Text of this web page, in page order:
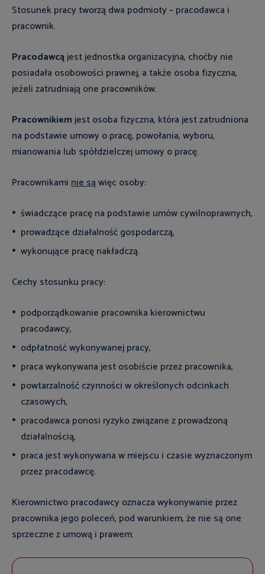
Stosunek pracy tworzą dwa podmioty – pracodawca i
pracownik.
Pracodawcąjest jednostka organizacyjna, choćby nie
posiadała osobowości prawnej, a także osoba fizyczna,
jeżeli zatrudniają one pracowników.
Pracownikiemjest osoba fizyczna, która jest zatrudniona
na podstawie umowy o pracę, powołania, wyboru,
mianowania lub spółdzielczej umowy o pracę.
Pracownikaminie sąwięc osoby:
świadczące pracę na podstawie umów cywilnoprawnych,
prowadzące działalność gospodarczą,
wykonujące pracę nakładczą.
Cechy stosunku pracy:
podporządkowanie pracownika kierownictwu
pracodawcy,
odpłatność wykonywanej pracy,
praca wykonywana jest osobiście przez pracownika,
powtarzalność czynności w określonych odcinkach
czasowych,
pracodawca ponosi ryzyko związane z prowadzoną
działalnością,
praca jest wykonywana w miejscu i czasie wyznaczonym
przez pracodawcę.
Kierownictwo pracodawcy oznacza wykonywanie przez
pracownika jego poleceń, pod warunkiem, że nie są one
sprzeczne z umową i prawem.